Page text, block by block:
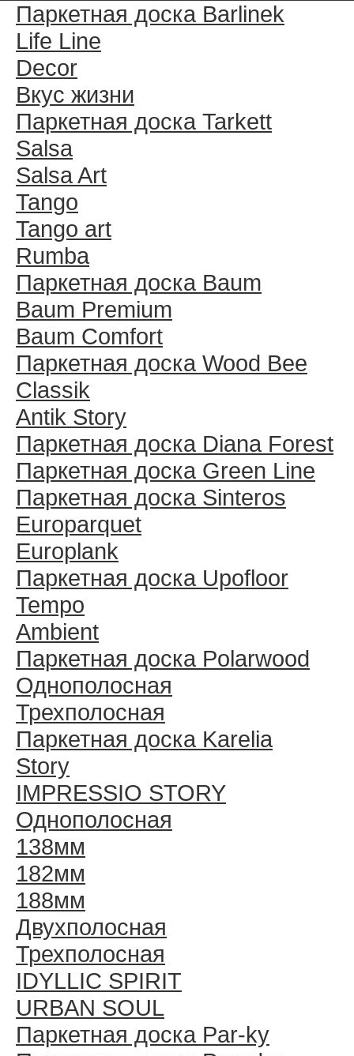
Паркетная доска Barlinek
Life Line
Decor
Вкус жизни
Паркетная доска Tarkett
Salsa
Salsa Art
Tango
Tango art
Rumba
Паркетная доска Baum
Baum Premium
Baum Comfort
Паркетная доска Wood Bee
Classik
Antik Story
Паркетная доска Diana Forest
Паркетная доска Green Line
Паркетная доска Sinteros
Europarquet
Europlank
Паркетная доска Upofloor
Tempo
Ambient
Паркетная доска Polarwood
Однополосная
Трехполосная
Паркетная доска Karelia
Story
IMPRESSIO STORY
Однополосная
138мм
182мм
188мм
Двухполосная
Трехполосная
IDYLLIC SPIRIT
URBAN SOUL
Паркетная доска Par-ky